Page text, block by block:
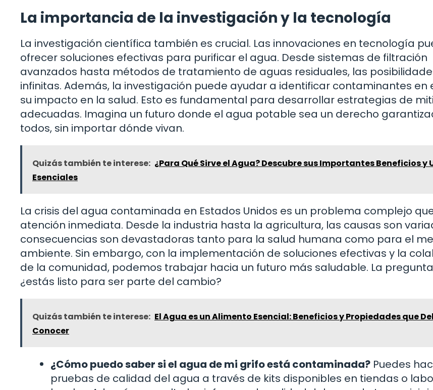
La importancia de la investigación y la tecnología
La investigación científica también es crucial. Las innovaciones en tecnología
ofrecer soluciones efectivas para purificar el agua. Desde sistemas de filtración
avanzados hasta métodos de tratamiento de aguas residuales, las
infinitas. Además, la investigación puede ayudar a identificar contaminantes en
su impacto en la salud. Esto es fundamental para desarrollar estrategias de
adecuadas. Imagina un futuro donde el agua potable sea un derecho
todos, sin importar dónde vivan.
Quizás también te interese: ¿Para Qué Sirve el Agua? Descubre sus Importantes Beneficios y
Esenciales
La crisis del agua contaminada en Estados Unidos es un problema complejo
atención inmediata. Desde la industria hasta la agricultura, las causas son
consecuencias son devastadoras tanto para la salud humana como para el
ambiente. Sin embargo, con la implementación de soluciones efectivas y la
de la comunidad, podemos trabajar hacia un futuro más saludable. La
¿estás listo para ser parte del cambio?
Quizás también te interese: El Agua es un Alimento Esencial: Beneficios y Propiedades que
Conocer
¿Cómo puedo saber si el agua de mi grifo está contaminada? Puedes
pruebas de calidad del agua a través de kits disponibles en tiendas o